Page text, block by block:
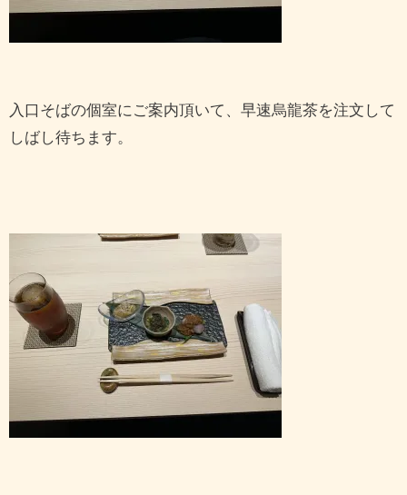
入口そばの個室にご案内頂いて、早速烏龍茶を注文して
しばし待ちます。